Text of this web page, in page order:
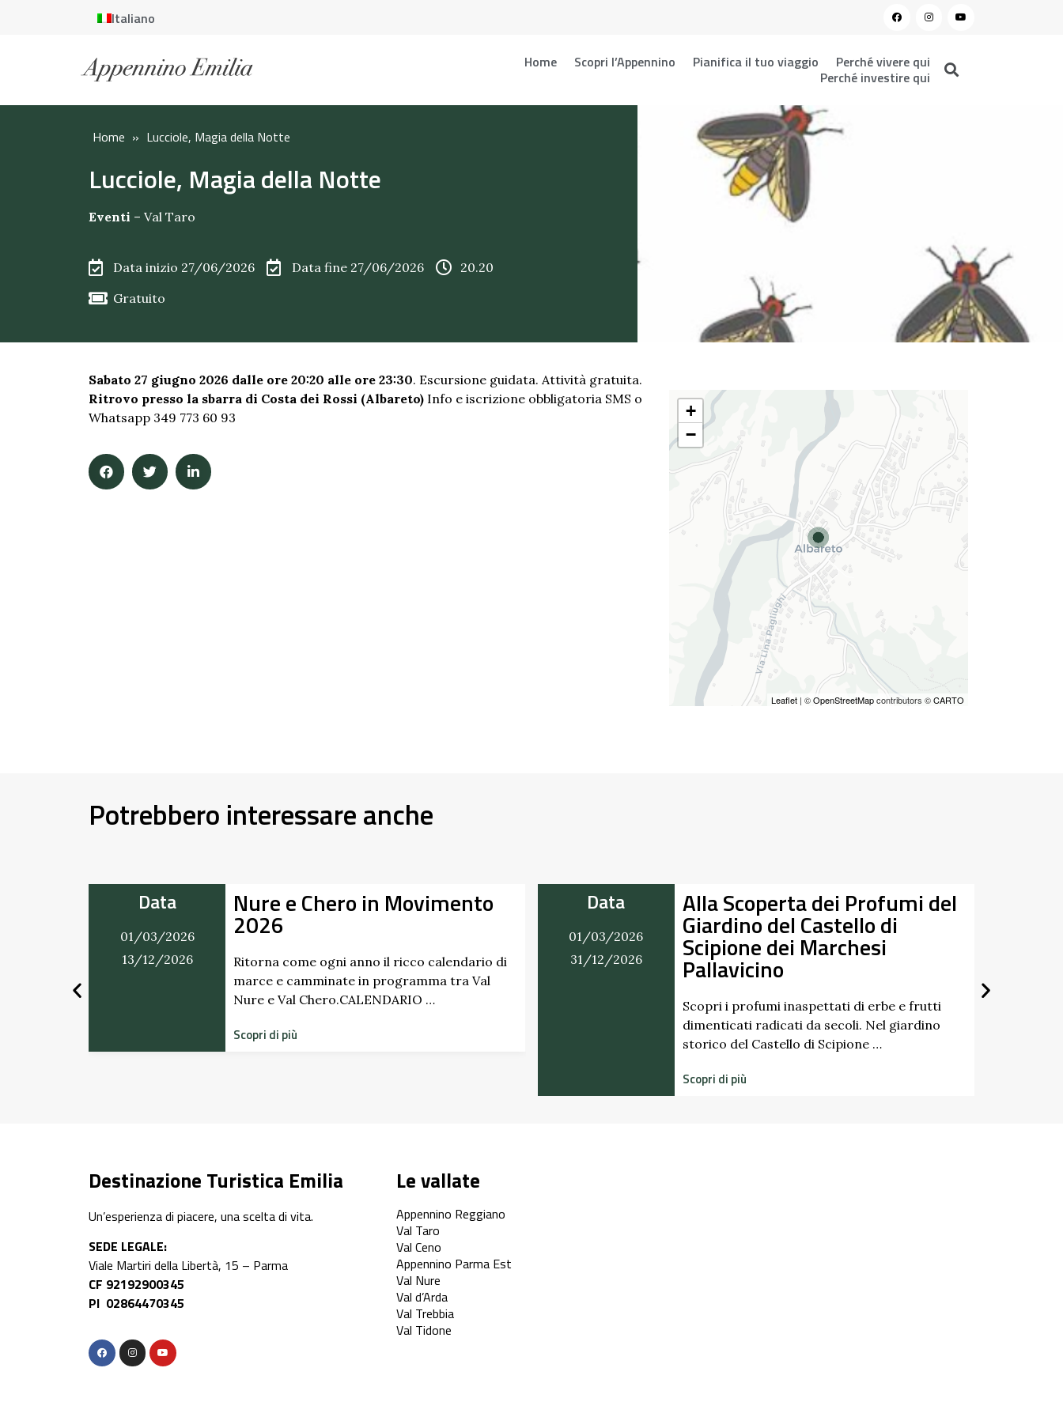
Italiano
Home Scopri l’Appennino Pianifica il tuo viaggio
Perché vivere qui
Perché investire qui
Home » Lucciole, Magia della Notte
Lucciole, Magia della Notte
Eventi – Val Taro
Data inizio 27/06/2026 Data fine 27/06/2026
20.20
Gratuito
Sabato 27 giugno 2026 dalle ore 20:20 alle ore 23:30. Escursione guidata. Attività gratuita.
Ritrovo presso la sbarra di Costa dei Rossi (Albareto) Info e iscrizione obbligatoria SMS o
Whatsapp 349 773 60 93
+
−
Leaflet | ©OpenStreetMapcontributors ©CARTO
Potrebbero interessare anche
Data
01/03/2026
13/12/2026
Nure e Chero in Movimento
2026
Ritorna come ogni anno il ricco calendario di
marce e camminate in programma tra Val
Nure e Val Chero.CALENDARIO …
Scopri di più
Data
01/03/2026
31/12/2026
Alla Scoperta dei Profumi del
Giardino del Castello di
Scipione dei Marchesi
Pallavicino
Scopri i profumi inaspettati di erbe e frutti
dimenticati radicati da secoli. Nel giardino
storico del Castello di Scipione …
Scopri di più
Destinazione Turistica Emilia
Un’esperienza di piacere, una scelta di vita.
SEDE LEGALE:
Viale Martiri della Libertà, 15 – Parma
CF 92192900345
PI 02864470345
Le vallate
Appennino Reggiano
Val Taro
Val Ceno
Appennino Parma Est
Val Nure
Val d’Arda
Val Trebbia
Val Tidone